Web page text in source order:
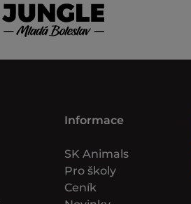
Informace
SK Animals
Pro školy
Ceník